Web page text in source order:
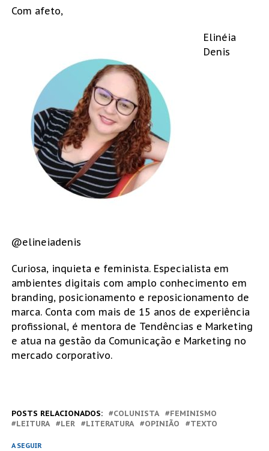
Com afeto,
Elinéia
Denis
@elineiadenis
Curiosa, inquieta e feminista. Especialista em
ambientes digitais com amplo conhecimento em
branding, posicionamento e reposicionamento de
marca. Conta com mais de 15 anos de experiência
profissional, é mentora de Tendências e Marketing
e atua na gestão da Comunicação e Marketing no
mercado corporativo.
POSTS RELACIONADOS: COLUNISTA
FEMINISMO
LEITURA
LER LITERATURA OPINIÃO TEXTO
A SEGUIR